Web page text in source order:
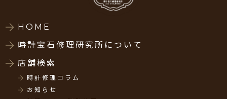
HOME
時計宝石修理研究所について
店舗検索
時計修理コラム
お知らせ